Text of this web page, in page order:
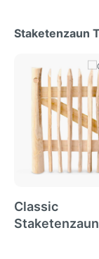
Staketenzaun
Classic